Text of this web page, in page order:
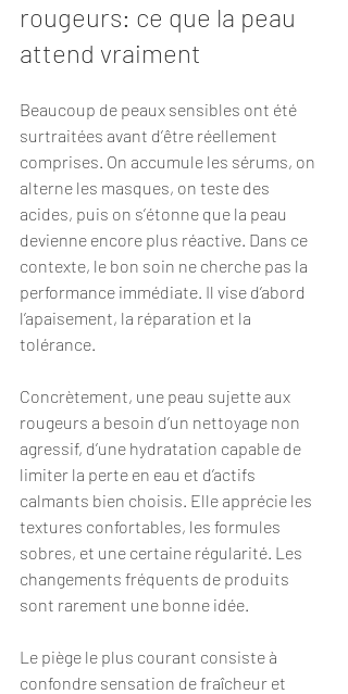
rougeurs: ce que la peau
attend vraiment
Beaucoup de peaux sensibles ont été
surtraitées avant d’être réellement
comprises. On accumule les sérums, on
alterne les masques, on teste des
acides, puis on s’étonne que la peau
devienne encore plus réactive. Dans ce
contexte, le bon soin ne cherche pas la
performance immédiate. Il vise d’abord
l’apaisement, la réparation et la
tolérance.
Concrètement, une peau sujette aux
rougeurs a besoin d’un nettoyage non
agressif, d’une hydratation capable de
limiter la perte en eau et d’actifs
calmants bien choisis. Elle apprécie les
textures confortables, les formules
sobres, et une certaine régularité. Les
changements fréquents de produits
sont rarement une bonne idée.
Le piège le plus courant consiste à
confondre sensation de fraîcheur et